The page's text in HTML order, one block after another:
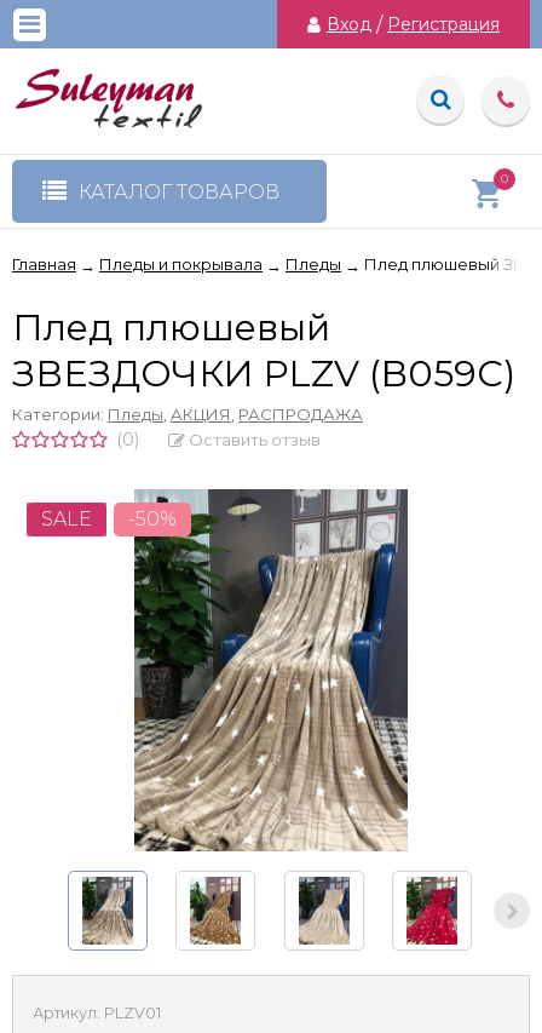
Вход / Регистрация
КАТАЛОГ ТОВАРОВ
0
Главная → Пледы и покрывала → Пледы → Плед плюшевый
Плед плюшевый
ЗВЕЗДОЧКИ PLZV (B059C)
Категории: Пледы АКЦИЯ РАСПРОДАЖА
(0) Оставить отзыв
SALE -50%
Артикул: PLZV01